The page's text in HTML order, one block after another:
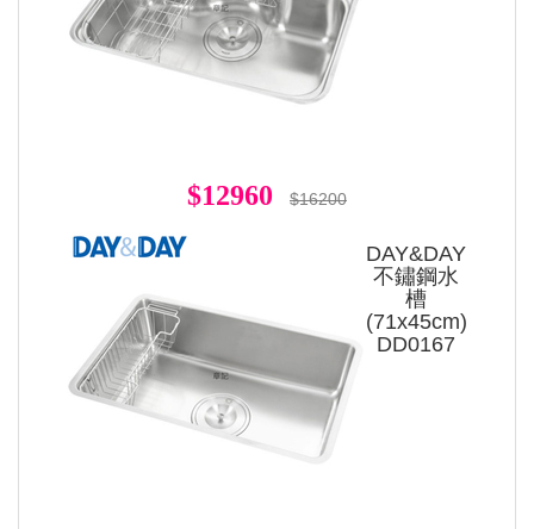
$12960 $16200
DAY&DAY
不鏽鋼水
槽
(71x45cm)
DD0167